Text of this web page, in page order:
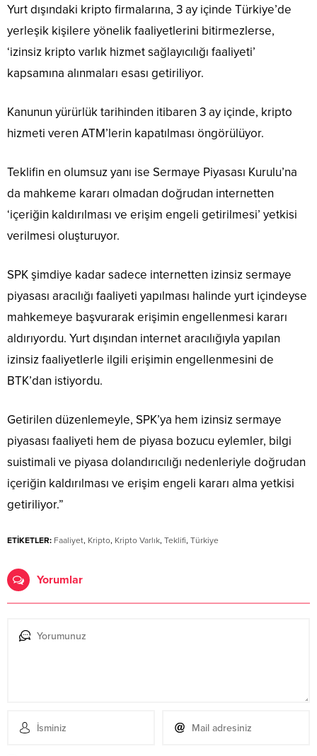
Yurt dışındaki kripto firmalarına, 3 ay içinde Türkiye’de
yerleşik kişilere yönelik faaliyetlerini bitirmezlerse,
‘izinsiz kripto varlık hizmet sağlayıcılığı faaliyeti’
kapsamına alınmaları esası getiriliyor.
Kanunun yürürlük tarihinden itibaren 3 ay içinde, kripto
hizmeti veren ATM’lerin kapatılması öngörülüyor.
Teklifin en olumsuz yanı ise Sermaye Piyasası Kurulu’na
da mahkeme kararı olmadan doğrudan internetten
‘içeriğin kaldırılması ve erişim engeli getirilmesi’ yetkisi
verilmesi oluşturuyor.
SPK şimdiye kadar sadece internetten izinsiz sermaye
piyasası aracılığı faaliyeti yapılması halinde yurt içindeyse
mahkemeye başvurarak erişimin engellenmesi kararı
aldırıyordu. Yurt dışından internet aracılığıyla yapılan
izinsiz faaliyetlerle ilgili erişimin engellenmesini de
BTK’dan istiyordu.
Getirilen düzenlemeyle, SPK’ya hem izinsiz sermaye
piyasası faaliyeti hem de piyasa bozucu eylemler, bilgi
suistimali ve piyasa dolandırıcılığı nedenleriyle doğrudan
içeriğin kaldırılması ve erişim engeli kararı alma yetkisi
getiriliyor.”
ETİKETLER: Faaliyet, Kripto, Kripto Varlık, Teklifi, Türkiye
Yorumlar